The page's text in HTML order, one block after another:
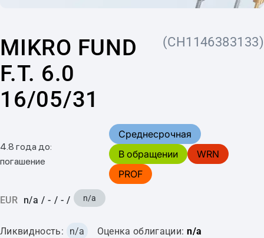
MIKRO FUND
F.T. 6.0
16/05/31
(CH1146383133)
4.8 года до:
погашение
Среднесрочная
В обращении
WRN
PROF
EUR n/a / - / - / n/a
Ликвидность: n/a Оценка облигации: n/a